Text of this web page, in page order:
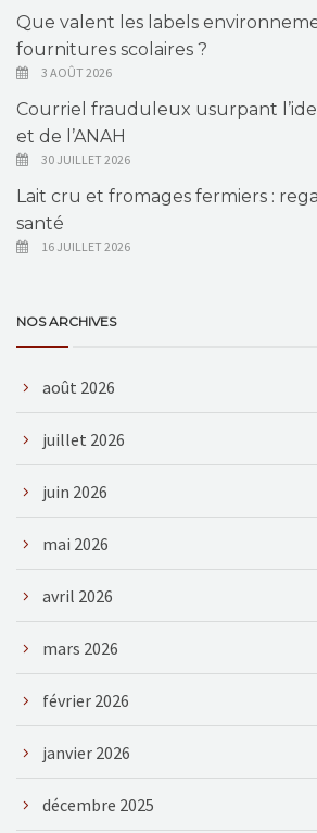
Que valent les labels
fournitures scolaires ?
3 AOÛT 2026
Courriel frauduleux usurpant
et de l’ANAH
30 JUILLET 2026
Lait cru et fromages fermiers :
santé
16 JUILLET 2026
NOS ARCHIVES
août 2026
juillet 2026
juin 2026
mai 2026
avril 2026
mars 2026
février 2026
janvier 2026
décembre 2025